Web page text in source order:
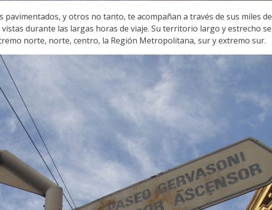
pavimentados, y otros no tanto, te acompañan a través de sus miles de
durante las largas horas de viaje. Su territorio largo y estrecho se
norte, norte, centro, la Región Metropolitana, sur y extremo sur.